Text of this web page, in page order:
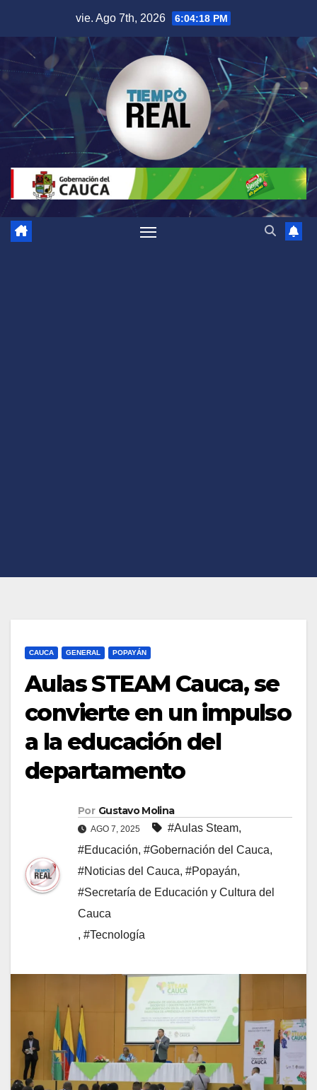
contenido
vie. Ago 7th, 2026 6:04:19 PM
CAUCA GENERAL POPAYÁN
Aulas STEAM Cauca, se
convierte en un impulso
a la educación del
departamento
Por Gustavo Molina
AGO 7, 2025 #Aulas Steam,
#Educación, #Gobernación del Cauca,
#Noticias del Cauca, #Popayán,
#Secretaría de Educación y Cultura del
Cauca
, #Tecnología